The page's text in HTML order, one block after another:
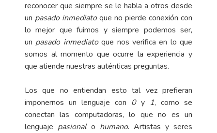
reconocer que siempre se le habla a otros desde
un pasado inmediatoque no pierde conexión con
lo mejor que fuimos y siempre podemos ser,
un pasado inmediatoque nos verifica en lo que
somos al momento que ocurre la experiencia y
que atiende nuestras auténticas preguntas.
Los que no entiendan esto tal vez prefieran
imponernos un lenguaje con 0y 1, como se
conectan las computadoras, lo que no es un
lenguaje pasionalo humano. Artistas y seres